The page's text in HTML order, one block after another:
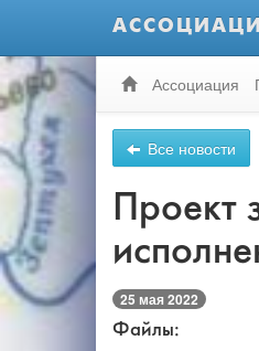
Ассоциация
Все новости
Проект
25 мая 2022
Файлы: